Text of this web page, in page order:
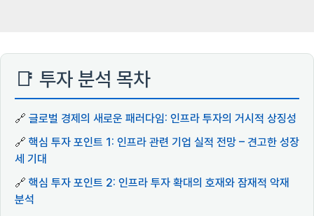
📑 투자 분석 목차
🔗 글로벌 경제의 새로운 패러다임: 인프라 투자의 거시적 상징성
🔗 핵심 투자 포인트 1: 인프라 관련 기업 실적 전망 – 견고한 성장
세 기대
🔗 핵심 투자 포인트 2: 인프라 투자 확대의 호재와 잠재적 악재
분석